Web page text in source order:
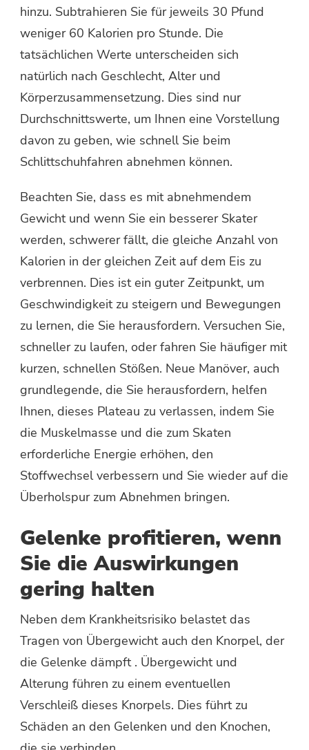
hinzu. Subtrahieren Sie für jeweils 30 Pfund
weniger 60 Kalorien pro Stunde. Die
tatsächlichen Werte unterscheiden sich
natürlich nach Geschlecht, Alter und
Körperzusammensetzung. Dies sind nur
Durchschnittswerte, um Ihnen eine Vorstellung
davon zu geben, wie schnell Sie beim
Schlittschuhfahren abnehmen können.
Beachten Sie, dass es mit abnehmendem
Gewicht und wenn Sie ein besserer Skater
werden, schwerer fällt, die gleiche Anzahl von
Kalorien in der gleichen Zeit auf dem Eis zu
verbrennen. Dies ist ein guter Zeitpunkt, um
Geschwindigkeit zu steigern und Bewegungen
zu lernen, die Sie herausfordern. Versuchen Sie,
schneller zu laufen, oder fahren Sie häufiger mit
kurzen, schnellen Stößen. Neue Manöver, auch
grundlegende, die Sie herausfordern, helfen
Ihnen, dieses Plateau zu verlassen, indem Sie
die Muskelmasse und die zum Skaten
erforderliche Energie erhöhen, den
Stoffwechsel verbessern und Sie wieder auf die
Überholspur zum Abnehmen bringen.
Gelenke profitieren, wenn
Sie die Auswirkungen
gering halten
Neben dem Krankheitsrisiko belastet das
Tragen von Übergewicht auch den Knorpel, der
die Gelenke dämpft . Übergewicht und
Alterung führen zu einem eventuellen
Verschleiß dieses Knorpels. Dies führt zu
Schäden an den Gelenken und den Knochen,